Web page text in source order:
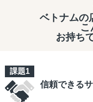
ベトナムの
こ
お持ち
信頼できる